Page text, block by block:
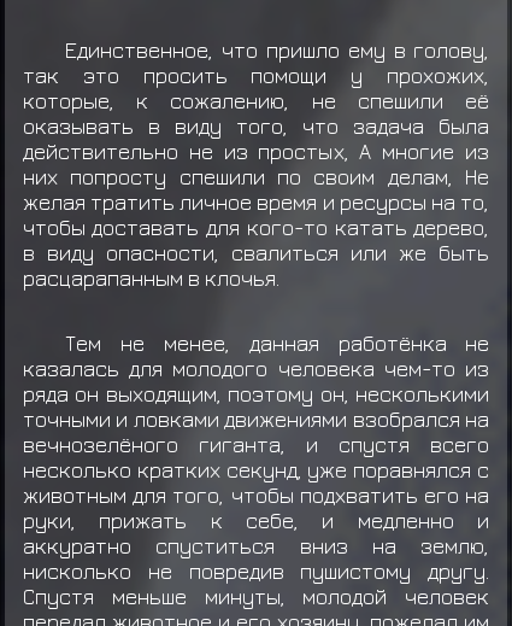
Единственное, что пришло ему в голову,
так это просить помощи у прохожих,
которые, к сожалению, не спешили её
оказывать в виду того, что задача была
действительно не из простых, А многие из
них попросту спешили по своим делам, Не
желая тратить личное время и ресурсы на то,
чтобы доставать для кого-то катать дерево,
в виду опасности, свалиться или же быть
расцарапанным в клочья.
Тем не менее, данная работёнка не
казалась для молодого человека чем-то из
ряда он выходящим, поэтому он, несколькими
точными и ловками движениями взобрался на
вечнозелёного гиганта, и спустя всего
несколько кратких секунд, уже поравнялся с
животным для того, чтобы подхватить его на
руки, прижать к себе, и медленно и
аккуратно спуститься вниз на землю,
нисколько не повредив пушистому другу.
Спустя меньше минуты, молодой человек